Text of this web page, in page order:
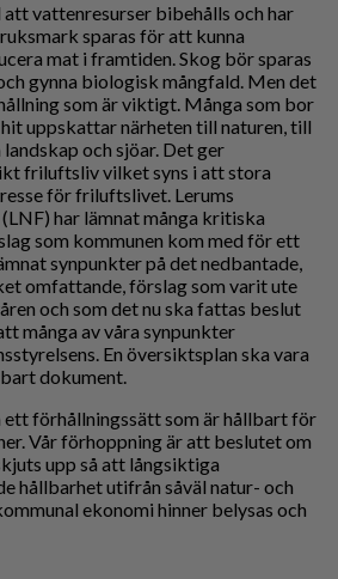
vattenresurser bibehålls och har
sparas för att kunna
mat i framtiden. Skog bör sparas
gynna biologisk mångfald. Men det
som är viktigt. Många som bor
uppskattar närheten till naturen, till
och sjöar. Det ger
friluftsliv vilket syns i att stora
för friluftslivet. Lerums
har lämnat många kritiska
som kommunen kom med för ett
synpunkter på det nedbantade,
omfattande, förslag som varit ute
och som det nu ska fattas beslut
många av våra synpunkter
En översiktsplan ska vara
dokument.
ett förhållningssätt som är hållbart för
Vår förhoppning är att beslutet om
upp så att långsiktiga
hållbarhet utifrån såväl natur- och
ekonomi hinner belysas och